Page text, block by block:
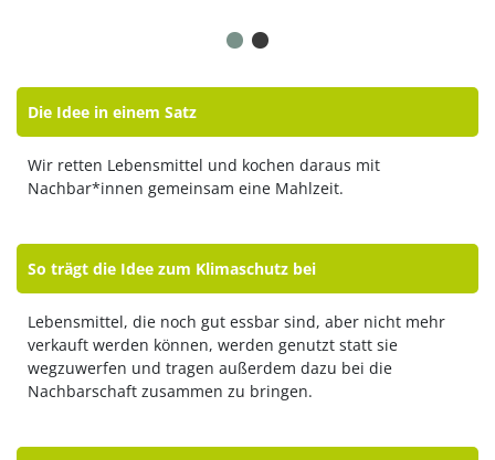
Die Idee in einem Satz
Wir retten Lebensmittel und kochen daraus mit
Nachbar*innen gemeinsam eine Mahlzeit.
So trägt die Idee zum Klimaschutz bei
Lebensmittel, die noch gut essbar sind, aber nicht mehr
verkauft werden können, werden genutzt statt sie
wegzuwerfen und tragen außerdem dazu bei die
Nachbarschaft zusammen zu bringen.